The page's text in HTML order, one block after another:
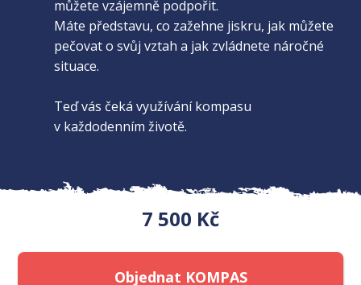
můžete vzájemně podpořit.
Máte představu, co zažehne jiskru, jak můžete
pečovat o svůj vztah a jak zvládnete náročné
situace.
Teď vás čeká využívání kompasu
v každodenním životě.
7 500 Kč
Objednat KOMPAS